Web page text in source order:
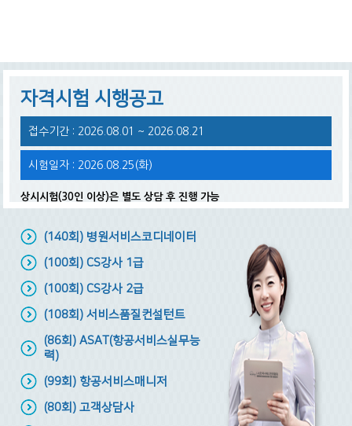
자격시험 시행공고
접수기간 : 2026.08.01 ~ 2026.08.21
시험일자 : 2026.08.25(화)
상시시험(30인 이상)은 별도 상담 후 진행 가능
(140회) 병원서비스코디네이터
(100회) CS강사 1급
(100회) CS강사 2급
(108회) 서비스품질컨설턴트
(86회) ASAT(항공서비스실무능
력)
(99회) 항공서비스매니저
(80회) 고객상담사